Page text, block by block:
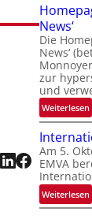
News‘
Die
News‘
zur
und
Weiterlesen:
a
Am 5.
EMVA
Weiterlesen:
I